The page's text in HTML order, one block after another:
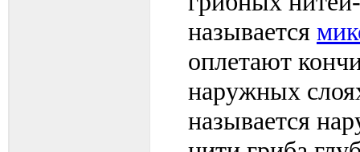
называется
оплетают
наружных
называется